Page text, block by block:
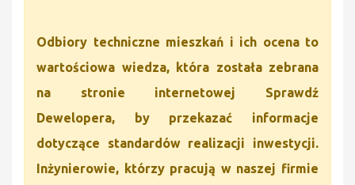
Odbiory techniczne mieszkań i ich ocena to
wartościowa wiedza, która została zebrana
na stronie internetowej Sprawdź
Dewelopera, by przekazać informacje
dotyczące standardów realizacji inwestycji.
Inżynierowie, którzy pracują w naszej firmie